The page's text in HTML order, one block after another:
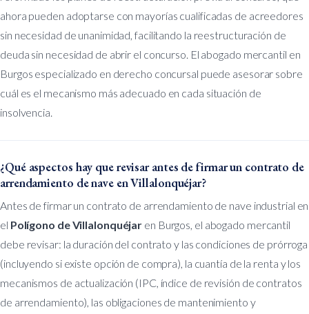
ahora pueden adoptarse con mayorías cualificadas de acreedores
sin necesidad de unanimidad, facilitando la reestructuración de
deuda sin necesidad de abrir el concurso. El abogado mercantil en
Burgos especializado en derecho concursal puede asesorar sobre
cuál es el mecanismo más adecuado en cada situación de
insolvencia.
¿Qué aspectos hay que revisar antes de firmar un contrato de
arrendamiento de nave en Villalonquéjar?
Antes de firmar un contrato de arrendamiento de nave industrial en
el Polígono de Villalonquéjar en Burgos, el abogado mercantil
debe revisar: la duración del contrato y las condiciones de prórroga
(incluyendo si existe opción de compra), la cuantía de la renta y los
mecanismos de actualización (IPC, índice de revisión de contratos
de arrendamiento), las obligaciones de mantenimiento y